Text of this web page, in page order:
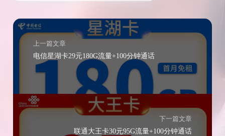
上一篇文章
电信星湖卡29元180G流量+100分钟通话
下一篇文章
联通大王卡30元95G流量+100分钟通话